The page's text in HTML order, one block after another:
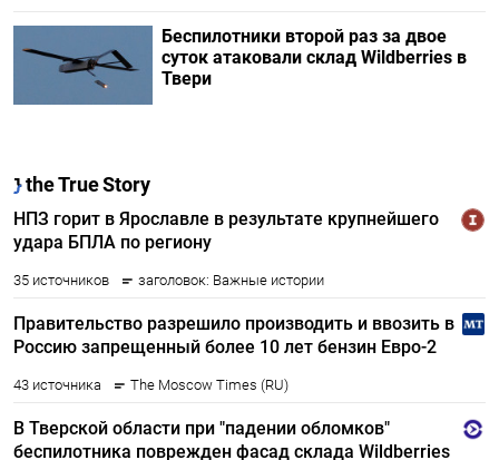
Беспилотники второй раз за двое
суток атаковали склад Wildberries в
Твери